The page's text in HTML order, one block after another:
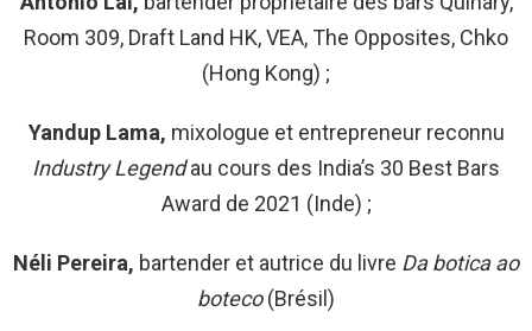
Room 309, Draft Land HK, VEA, The Opposites, Chko
(Hong Kong) ;
Yandup Lama, mixologue et entrepreneur reconnu
Industry Legendau cours des India’s 30 Best Bars
Award de 2021 (Inde) ;
Néli Pereira, bartender et autrice du livre Da botica ao
boteco(Brésil)